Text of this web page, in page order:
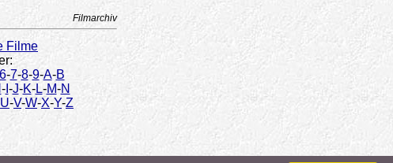
Filmarchiv
Filme
-7-8-9-A-B
-I -J-K-L-M-N
U-V-W-X-Y-Z